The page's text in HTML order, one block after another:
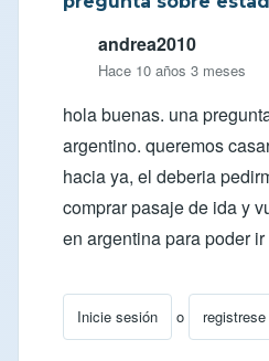
andrea2010
Hace 10 años 3 meses
hola buenas. una
argentino. queremos
hacia ya, el deberia
comprar pasaje de ida y
en argentina para poder ir
Inicie sesión o registrese
En respuesta a Consulta